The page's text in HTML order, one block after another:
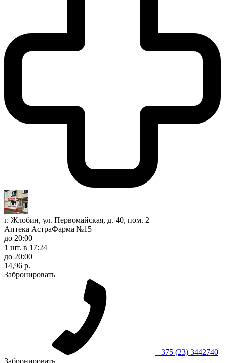
г. Жлобин, ул. Первомайская, д. 40, пом. 2
Аптека АстраФарма №15
до 20:00
1 шт. в 17:24
до 20:00
14,96 р.
Забронировать
+375 (23) 3442740
Забронировать